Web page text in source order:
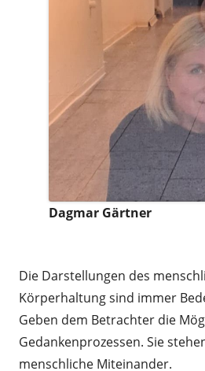
Dagmar Gärtner
Die Darstellungen des
Körperhaltung sind immer
Geben dem Betrachter die
Gedankenprozessen. Sie
menschliche Miteinander.